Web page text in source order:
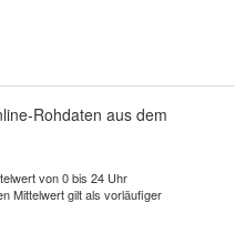
Rohdaten aus dem
von 0 bis 24 Uhr
Mittelwert gilt als vorläufiger